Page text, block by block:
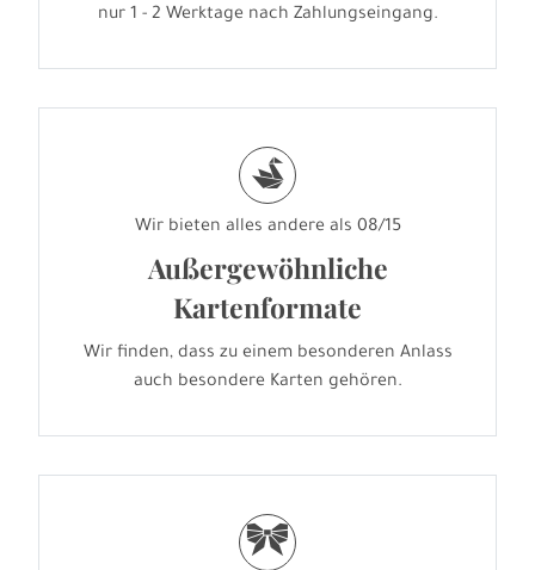
nur 1 - 2 Werktage nach Zahlungseingang.
s
Wir bieten alles andere als 08/15
Außergewöhnliche
Kartenformate
Wir finden, dass zu einem besonderen Anlass
auch besondere Karten gehören.
r